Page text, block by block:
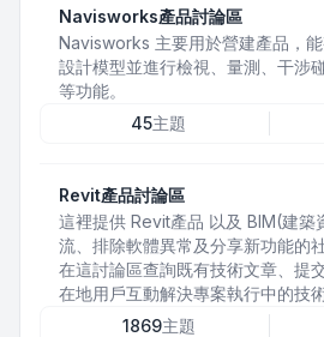
Navisworks產品討論區
Navisworks 主要用於營建產品，
設計模型並進行檢視、量測、干涉
等功能。
45主題
Revit產品討論區
這裡提供 Revit產品 以及 BIM(建築
流、排除軟體異常及分享新功能的
在這討論區查詢既有技術文章、提
在地用戶互動解決專案執行中的技
1869主題